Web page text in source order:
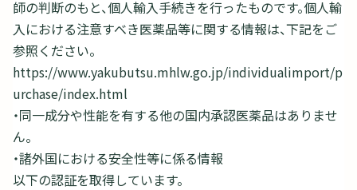
師の判断のもと、個人輸入手続きを行ったものです。個人輸
入における注意すべき医薬品等に関する情報は、下記をご
参照ください。
https://www.yakubutsu.mhlw.go.jp/individualimport/p
urchase/index.html
・同一成分や性能を有する他の国内承認医薬品はありませ
ん。
・諸外国における安全性等に係る情報
以下の認証を取得しています。